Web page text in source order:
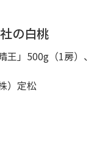
の白桃
」500g（1房）、
）定松